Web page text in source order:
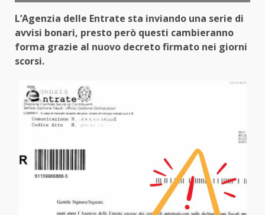
L’Agenzia delle Entrate sta inviando una serie di
avvisi bonari, presto però questi cambieranno
forma grazie al nuovo decreto firmato nei giorni
scorsi.